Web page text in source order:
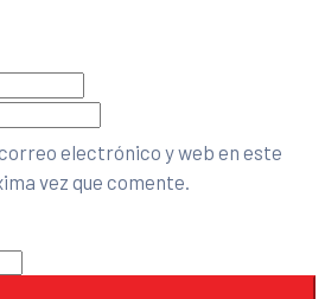
electrónico y web en este
vez que comente.